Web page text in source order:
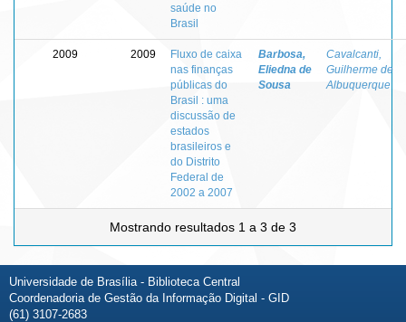
saúde no
Brasil
2009 2009
Fluxo de caixa
nas finanças
públicas do
Brasil : uma
discussão de
estados
brasileiros e
do Distrito
Federal de
2002 a 2007
Barbosa,
Eliedna de
Sousa
Cavalcanti,
Guilherme de
Albuquerque
Mostrando resultados 1 a 3 de 3
Universidade de Brasília - Biblioteca Central
Coordenadoria de Gestão da Informação Digital - GID
(61) 3107-2683